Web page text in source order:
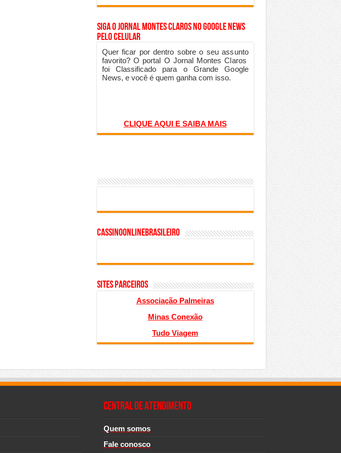
Siga o Jornal Montes Claros no Google News
pelo Celular
Quer ficar por dentro sobre o seu assunto
favorito? O portal O Jornal Montes Claros
foi Classificado para o Grande Google
News, e você é quem ganha com isso.
CLIQUE AQUI E SAIBA MAIS
cassinoonlinebrasileiro
SITES PARCEIROS
Associação Palmeiras
Minas Conexão
Tudo Viagem
CENTRAL DE ATENDIMENTO
Quem somos
Fale conosco